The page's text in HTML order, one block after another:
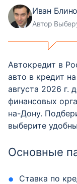
Иван
Автор
Автокредит в
авто в кредит
августа 2026 г.
финансовых
на-Дону.
выберите
Основные
Ставка по